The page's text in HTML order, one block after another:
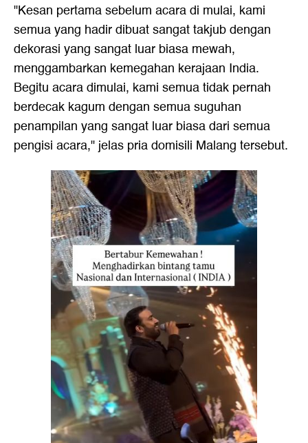
"Kesan pertama sebelum acara di mulai, kami
semua yang hadir dibuat sangat takjub dengan
dekorasi yang sangat luar biasa mewah,
menggambarkan kemegahan kerajaan India.
Begitu acara dimulai, kami semua tidak pernah
berdecak kagum dengan semua suguhan
penampilan yang sangat luar biasa dari semua
pengisi acara," jelas pria domisili Malang tersebut.